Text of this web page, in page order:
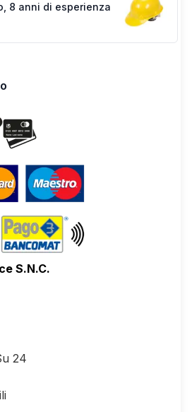
8 anni di esperienza
S.N.C.
24